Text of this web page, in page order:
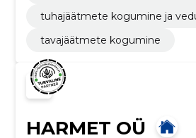
tuhajäätmete kogumine ja
tavajäätmete kogumine
HARMET OÜ